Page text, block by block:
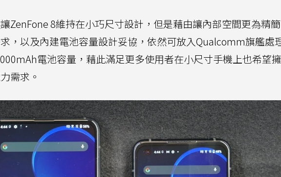
ZenFone 8維持在小巧尺寸設計，但是藉由讓內部空間更為精
，以及內建電池容量設計妥協，依然可放入Qualcomm旗艦處
電池容量，藉此滿足更多使用者在小尺寸手機上也希望
需求。